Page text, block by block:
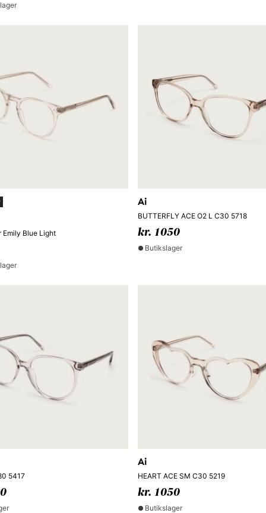
Blue Light
Ai
BUTTERFLY ACE O2 L C30 5718
kr. 1050
Butikslager
5417
Ai
HEART ACE SM C30 5219
kr. 1050
Butikslager